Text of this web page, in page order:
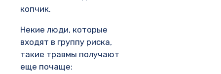
копчик.
Некие люди, которые
входят в группу риска,
такие травмы получают
еще почаще: